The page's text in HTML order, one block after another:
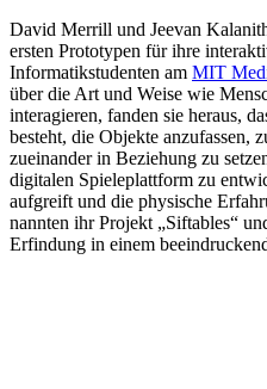
David Merrill und Jeevan
ersten Prototypen für ihre
Informatikstudenten am MIT
über die Art und Weise wie
interagieren, fanden sie heraus,
besteht, die Objekte anzufassen,
zueinander in Beziehung zu
digitalen Spieleplattform zu
aufgreift und die physische
nannten ihr Projekt „Siftables“
Erfindung in einem